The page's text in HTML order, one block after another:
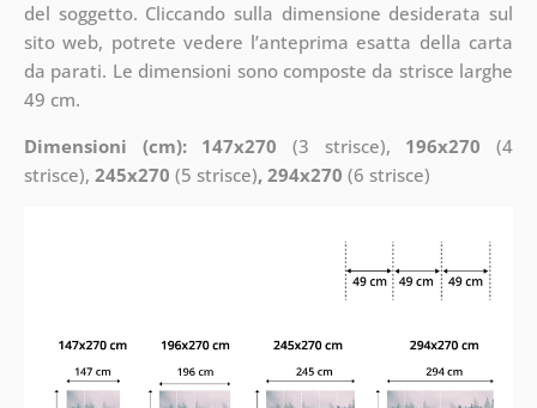
del soggetto. Cliccando sulla dimensione desiderata sul
sito web, potrete vedere l’anteprima esatta della carta
da parati. Le dimensioni sono composte da strisce larghe
49 cm.
Dimensioni (cm): 147x270 (3 strisce), 196x270 (4
strisce), 245x270 (5 strisce), 294x270 (6 strisce)